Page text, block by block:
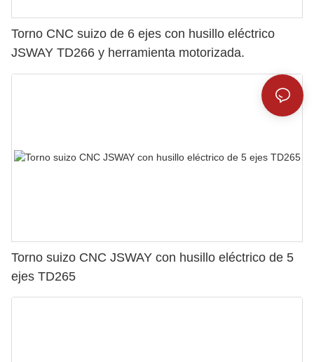
Torno CNC suizo de 6 ejes con husillo eléctrico
JSWAY TD266 y herramienta motorizada.
Torno suizo CNC JSWAY con husillo eléctrico de 5
ejes TD265